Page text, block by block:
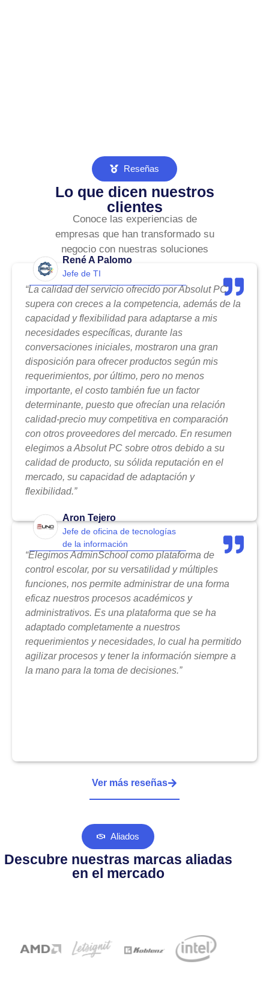
Reseñas
Lo que dicen nuestros
clientes
Conoce las experiencias de
empresas que han transformado su
negocio con nuestras soluciones
René A Palomo
Jefe de TI
“La calidad del servicio ofrecido por Absolut PC
supera con creces a la competencia, además de la
capacidad y flexibilidad para adaptarse a mis
necesidades específicas, durante las
conversaciones iniciales, mostraron una gran
disposición para ofrecer productos según mis
requerimientos, por último, pero no menos
importante, el costo también fue un factor
determinante, puesto que ofrecían una relación
calidad-precio muy competitiva en comparación
con otros proveedores del mercado. En resumen
elegimos a Absolut PC sobre otros debido a su
calidad de producto, su sólida reputación en el
mercado, su capacidad de adaptación y
flexibilidad.”
Aron Tejero
Jefe de oficina de tecnologías
de la información
“Elegimos AdminSchool como plataforma de
control escolar, por su versatilidad y múltiples
funciones, nos permite administrar de una forma
eficaz nuestros procesos académicos y
administrativos. Es una plataforma que se ha
adaptado completamente a nuestros
requerimientos y necesidades, lo cual ha permitido
agilizar procesos y tener la información siempre a
la mano para la toma de decisiones.”
Ver más reseñas
Aliados
Descubre nuestras marcas aliadas
en el mercado